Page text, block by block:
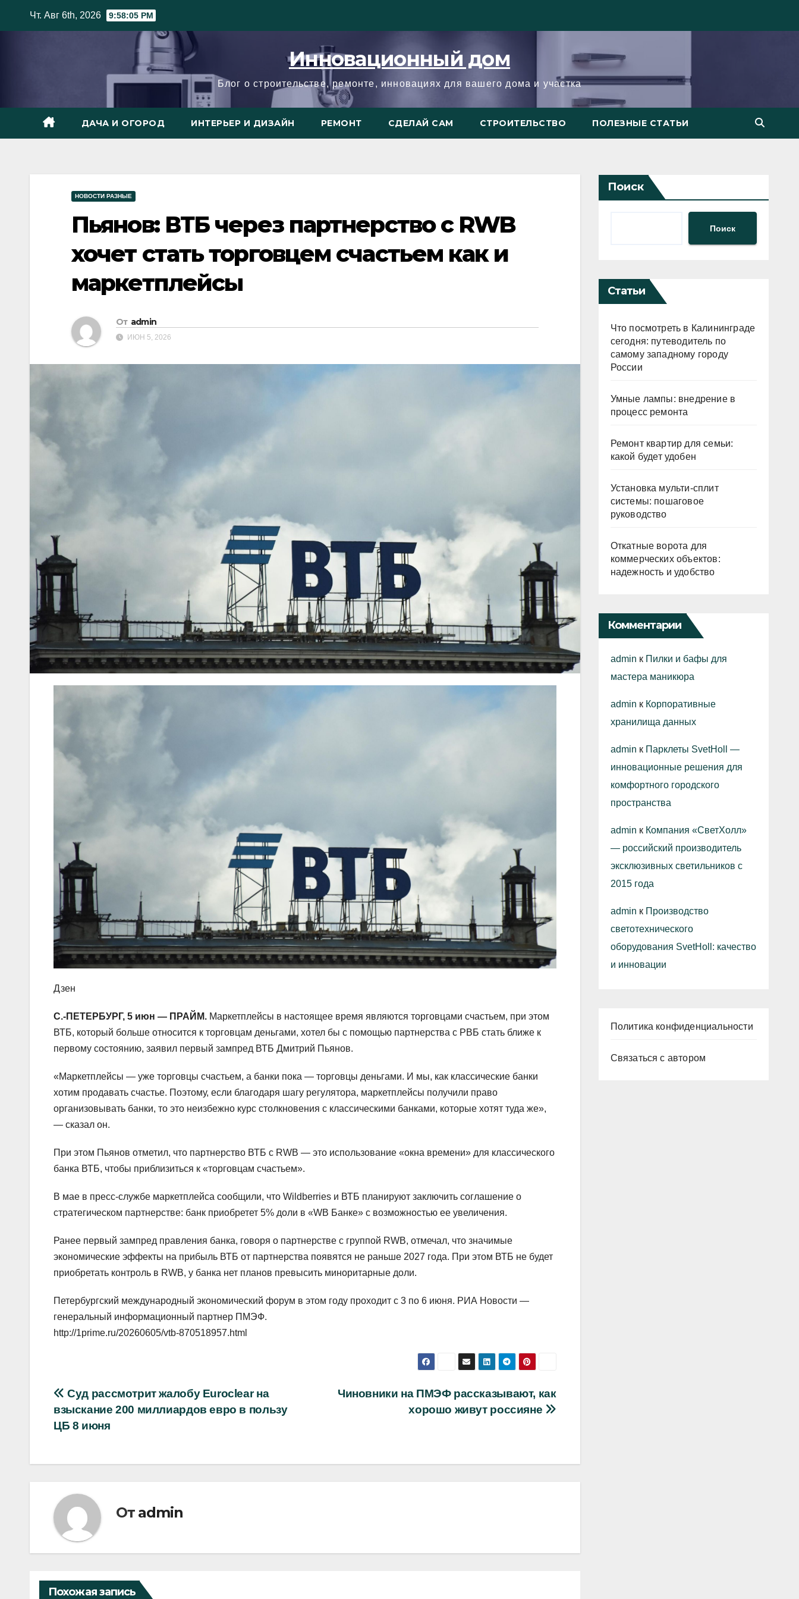
Чт. Авг 6th, 2026 9:58:07 PM
Инновационный дом
Блог о строительстве, ремонте, инновациях для вашего дома и участка
ДАЧА И ОГОРОД ИНТЕРЬЕР И ДИЗАЙН РЕМОНТ СДЕЛАЙ САМ СТРОИТЕЛЬСТВО ПОЛЕЗНЫЕ СТАТЬИ
НОВОСТИ РАЗНЫЕ
Пьянов: ВТБ через партнерство с RWB
хочет стать торговцем счастьем как и
маркетплейсы
От admin
ИЮН 5, 2026
Дзен
С.-ПЕТЕРБУРГ, 5 июн — ПРАЙМ. Маркетплейсы в настоящее время являются торговцами счастьем, при этом
ВТБ, который больше относится к торговцам деньгами, хотел бы с помощью партнерства с РВБ стать ближе к
первому состоянию, заявил первый зампред ВТБ Дмитрий Пьянов.
«Маркетплейсы — уже торговцы счастьем, а банки пока — торговцы деньгами. И мы, как классические банки
хотим продавать счастье. Поэтому, если благодаря шагу регулятора, маркетплейсы получили право
организовывать банки, то это неизбежно курс столкновения с классическими банками, которые хотят туда же»,
— сказал он.
При этом Пьянов отметил, что партнерство ВТБ с RWB — это использование «окна времени» для классического
банка ВТБ, чтобы приблизиться к «торговцам счастьем».
В мае в пресс-службе маркетплейса сообщили, что Wildberries и ВТБ планируют заключить соглашение о
стратегическом партнерстве: банк приобретет 5% доли в «WB Банке» с возможностью ее увеличения.
Ранее первый зампред правления банка, говоря о партнерстве с группой RWB, отмечал, что значимые
экономические эффекты на прибыль ВТБ от партнерства появятся не раньше 2027 года. При этом ВТБ не будет
приобретать контроль в RWB, у банка нет планов превысить миноритарные доли.
Петербургский международный экономический форум в этом году проходит с 3 по 6 июня. РИА Новости —
генеральный информационный партнер ПМЭФ.
http://1prime.ru/20260605/vtb-870518957.html
Навигация
по
Чиновники на ПМЭФ рассказывают, как
хорошо живут россияне
Суд рассмотрит жалобу Euroclear на
взыскание 200 миллиардов евро в пользу
ЦБ 8 июня
От admin
Похожая запись
Поиск
Поиск
Статьи
Что посмотреть в Калининграде
сегодня: путеводитель по
самому западному городу
России
Умные лампы: внедрение в
процесс ремонта
Ремонт квартир для семьи:
какой будет удобен
Установка мульти-сплит
системы: пошаговое
руководство
Откатные ворота для
коммерческих объектов:
надежность и удобство
Комментарии
admin к Пилки и бафы для
мастера маникюра
admin к Корпоративные
хранилища данных
admin к Парклеты SvetHoll —
инновационные решения для
комфортного городского
пространства
admin к Компания «СветХолл»
— российский производитель
эксклюзивных светильников с
2015 года
admin к Производство
светотехнического
оборудования SvetHoll: качество
и инновации
Политика конфиденциальности
Связаться с автором